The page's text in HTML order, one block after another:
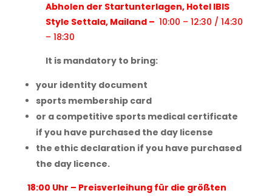
Abholen der Startunterlagen, Hotel IBIS
Style Settala, Mailand – 10:00 – 12:30 / 14:30
– 18:30
It is mandatory to bring:
your identity document
sports membership card
or a competitive sports medical certificate
if you have purchased the day license
the ethic declaration if you have purchased
the day licence.
18:00 Uhr – Preisverleihung für die größten